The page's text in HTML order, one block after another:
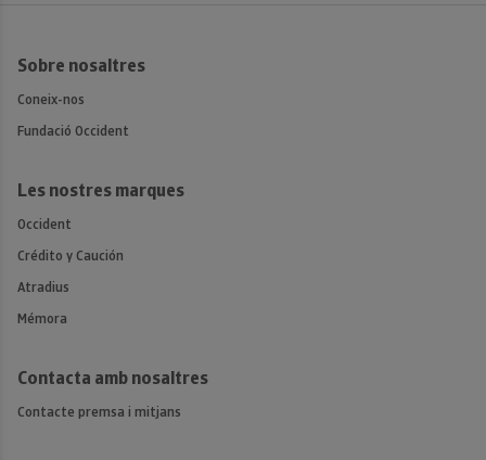
Sobre nosaltres
Coneix-nos
Fundació Occident
Les nostres marques
Occident
Crédito y Caución
Atradius
Mémora
Contacta amb nosaltres
Contacte premsa i mitjans